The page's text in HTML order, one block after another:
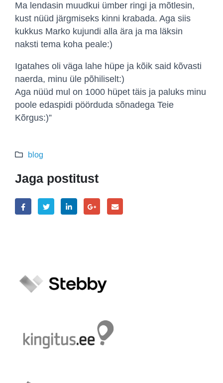
Ma lendasin muudkui ümber ringi ja mõtlesin,
kust nüüd järgmiseks kinni krabada. Aga siis
kukkus Marko kujundi alla ära ja ma läksin
naksti tema koha peale:)
Igatahes oli väga lahe hüpe ja kõik said kõvasti
naerda, minu üle põhiliselt:)
Aga nüüd mul on 1000 hüpet täis ja paluks minu
poole edaspidi pöörduda sõnadega Teie
Kõrgus:)”
blog
Jaga postitust